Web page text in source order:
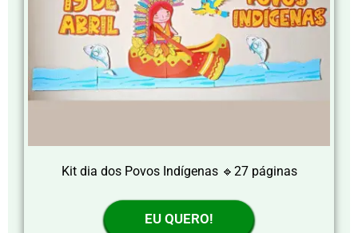
Kit dia dos Povos Indígenas 🔹27 páginas
EU QUERO!